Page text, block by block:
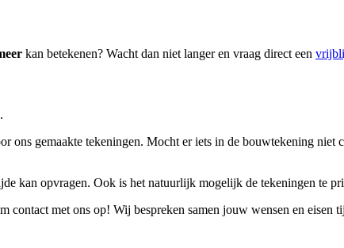
kan betekenen? Wacht dan niet langer en vraag direct een
ons gemaakte tekeningen. Mocht er iets in de bouwtekening
kan opvragen. Ook is het natuurlijk mogelijk de tekeningen te
contact met ons op! Wij bespreken samen jouw wensen en eisen